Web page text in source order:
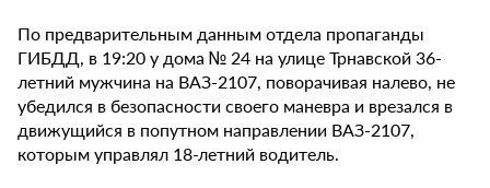
По предварительным данным отдела пропаганды
ГИБДД, в 19:20 у дома № 24 на улице Трнавской 36-
летний мужчина на ВАЗ-2107, поворачивая налево, не
убедился в безопасности своего маневра и врезался в
движущийся в попутном направлении ВАЗ-2107,
которым управлял 18-летний водитель.